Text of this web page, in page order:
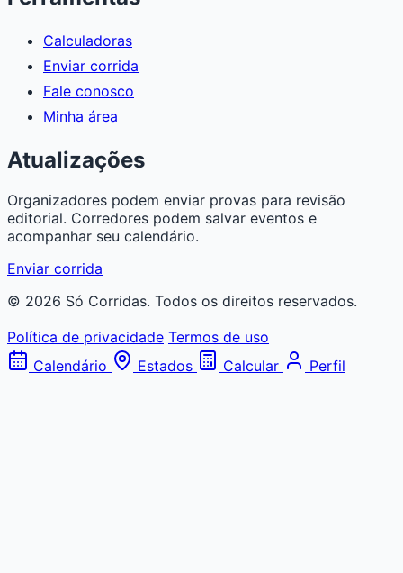
Calculadoras
Enviar corrida
Fale conosco
Minha área
Atualizações
Organizadores podem enviar provas para revisão
editorial. Corredores podem salvar eventos e
acompanhar seu calendário.
Enviar corrida
© 2026 Só Corridas. Todos os direitos reservados.
Política de privacidade Termos de uso
Calendário
Estados Calcular Perfil